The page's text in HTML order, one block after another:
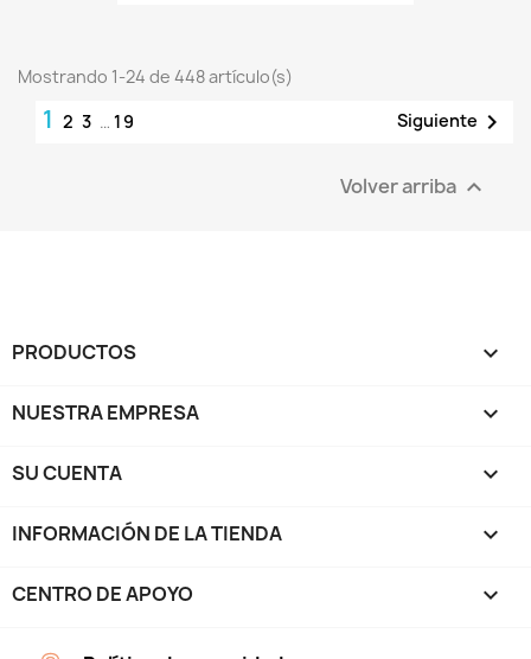
Mostrando 1-24 de 448 artículo(s)
1 2 3 … 19 Siguiente 
Volver arriba 
PRODUCTOS 
NUESTRA EMPRESA 
SU CUENTA 
INFORMACIÓN DE LA TIENDA keyboard_arrow_down
CENTRO DE APOYO 